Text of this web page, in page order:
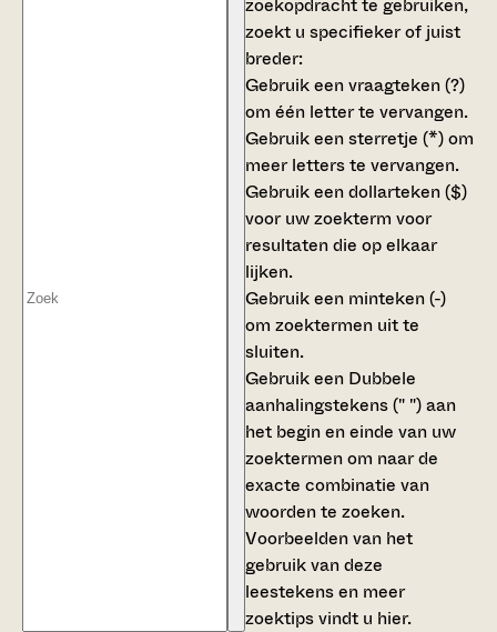
zoekt u specifieker of juist
breder:
Gebruik eenvraagteken (?)
om één letter te vervangen.
Gebruik eensterretje (*)om
meer letters te vervangen.
Gebruik eendollarteken ($)
voor uw zoekterm voor
resultaten die op elkaar
lijken.
Gebruik een minteken (-)
om zoektermen uit te
sluiten.
Gebruik een Dubbele
aanhalingstekens (" ")aan
het begin en einde van uw
zoektermen om naar de
exacte combinatie van
woorden te zoeken.
Voorbeelden van het
gebruik van deze
leestekens en meer
zoektips vindt u hier.